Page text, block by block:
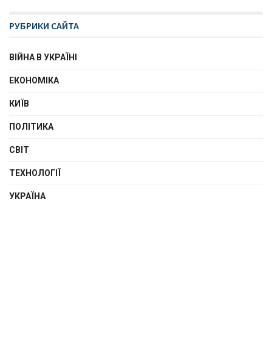
РУБРИКИ САЙТА
ВІЙНА В УКРАЇНІ
ЕКОНОМІКА
КИЇВ
ПОЛІТИКА
СВІТ
ТЕХНОЛОГІЇ
УКРАЇНА